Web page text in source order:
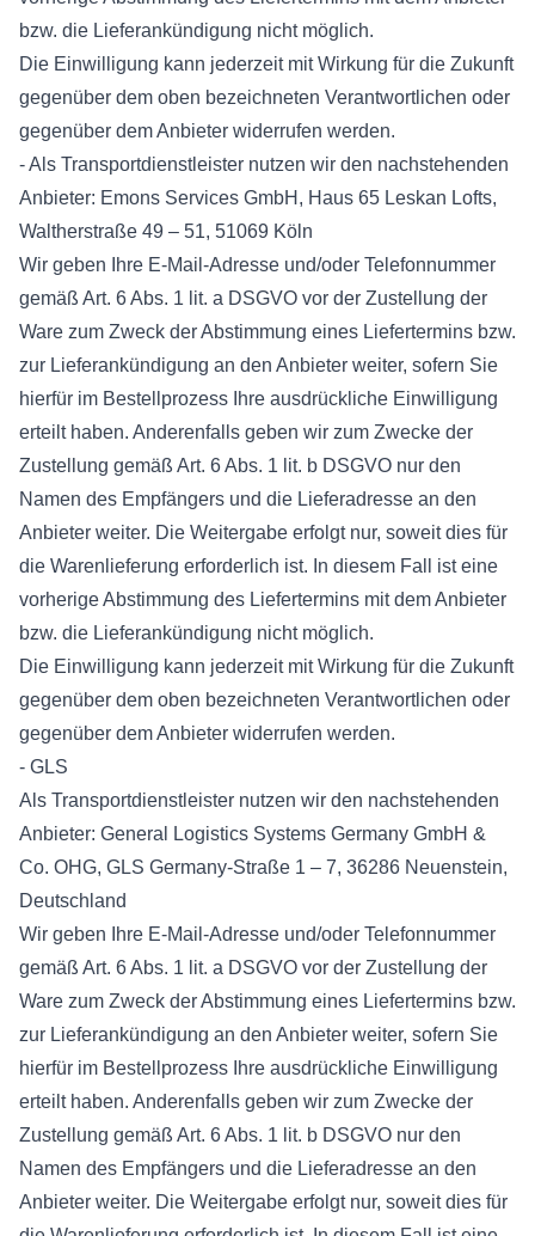
bzw. die Lieferankündigung nicht möglich.
Die Einwilligung kann jederzeit mit Wirkung für die Zukunft
gegenüber dem oben bezeichneten Verantwortlichen oder
gegenüber dem Anbieter widerrufen werden.
- Als Transportdienstleister nutzen wir den nachstehenden
Anbieter: Emons Services GmbH, Haus 65 Leskan Lofts,
Waltherstraße 49 – 51, 51069 Köln
Wir geben Ihre E-Mail-Adresse und/oder Telefonnummer
gemäß Art. 6 Abs. 1 lit. a DSGVO vor der Zustellung der
Ware zum Zweck der Abstimmung eines Liefertermins bzw.
zur Lieferankündigung an den Anbieter weiter, sofern Sie
hierfür im Bestellprozess Ihre ausdrückliche Einwilligung
erteilt haben. Anderenfalls geben wir zum Zwecke der
Zustellung gemäß Art. 6 Abs. 1 lit. b DSGVO nur den
Namen des Empfängers und die Lieferadresse an den
Anbieter weiter. Die Weitergabe erfolgt nur, soweit dies für
die Warenlieferung erforderlich ist. In diesem Fall ist eine
vorherige Abstimmung des Liefertermins mit dem Anbieter
bzw. die Lieferankündigung nicht möglich.
Die Einwilligung kann jederzeit mit Wirkung für die Zukunft
gegenüber dem oben bezeichneten Verantwortlichen oder
gegenüber dem Anbieter widerrufen werden.
- GLS
Als Transportdienstleister nutzen wir den nachstehenden
Anbieter: General Logistics Systems Germany GmbH &
Co. OHG, GLS Germany-Straße 1 – 7, 36286 Neuenstein,
Deutschland
Wir geben Ihre E-Mail-Adresse und/oder Telefonnummer
gemäß Art. 6 Abs. 1 lit. a DSGVO vor der Zustellung der
Ware zum Zweck der Abstimmung eines Liefertermins bzw.
zur Lieferankündigung an den Anbieter weiter, sofern Sie
hierfür im Bestellprozess Ihre ausdrückliche Einwilligung
erteilt haben. Anderenfalls geben wir zum Zwecke der
Zustellung gemäß Art. 6 Abs. 1 lit. b DSGVO nur den
Namen des Empfängers und die Lieferadresse an den
Anbieter weiter. Die Weitergabe erfolgt nur, soweit dies für